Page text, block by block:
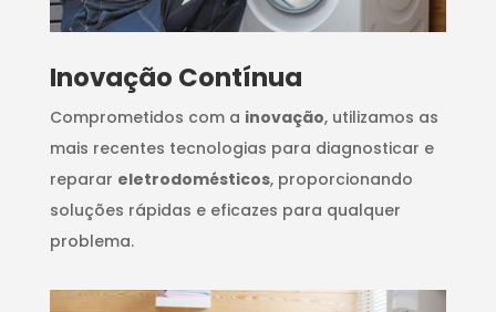
Inovação Contínua
Comprometidos com a inovação, utilizamos as
mais recentes tecnologias para diagnosticar e
reparar eletrodomésticos, proporcionando
soluções rápidas e eficazes para qualquer
problema.